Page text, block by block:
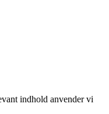
indhold anvender vi